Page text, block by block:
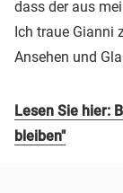
dass der aus
Ich traue Gianni
Ansehen und
Lesen Sie hier:
bleiben"